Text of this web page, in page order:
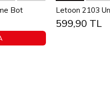
Bot 36 37 38
599,90 TL